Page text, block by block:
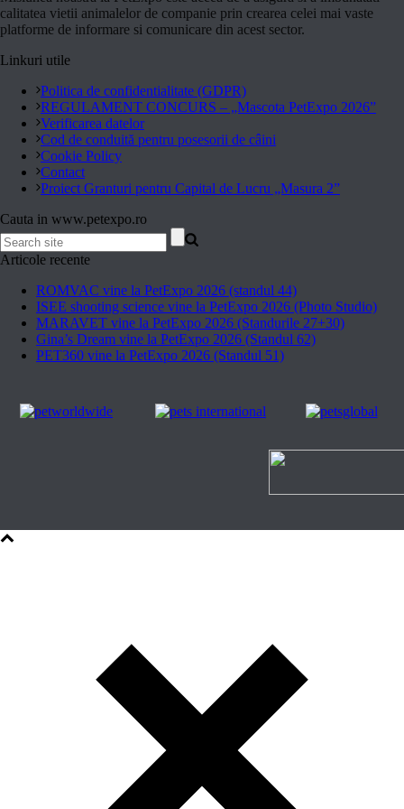
calitatea vietii animalelor de companie prin crearea celei mai vaste
platforme de informare si comunicare din acest sector.
Linkuri utile
Politica de confidentialitate (GDPR)
REGULAMENT CONCURS – „Mascota PetExpo 2026”
Verificarea datelor
Cod de conduită pentru posesorii de câini
Cookie Policy
Contact
Proiect Granturi pentru Capital de Lucru „Masura 2”
Cauta in www.petexpo.ro
Articole recente
ROMVAC vine la PetExpo 2026 (standul 44)
ISEE shooting science vine la PetExpo 2026 (Photo Studio)
MARAVET vine la PetExpo 2026 (Standurile 27+30)
Gina’s Dream vine la PetExpo 2026 (Standul 62)
PET360 vine la PetExpo 2026 (Standul 51)